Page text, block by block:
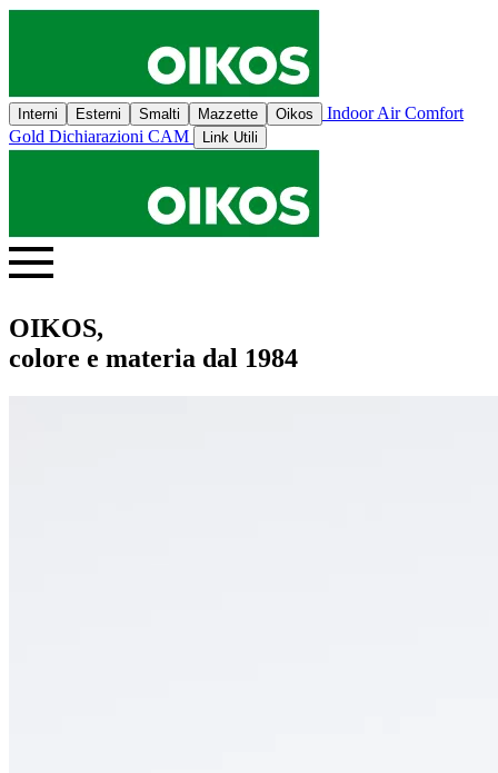
Interni Esterni Smalti Mazzette Oikos
Indoor Air Comfort
Gold Dichiarazioni CAM Link Utili
OIKOS,
colore e materia dal 1984